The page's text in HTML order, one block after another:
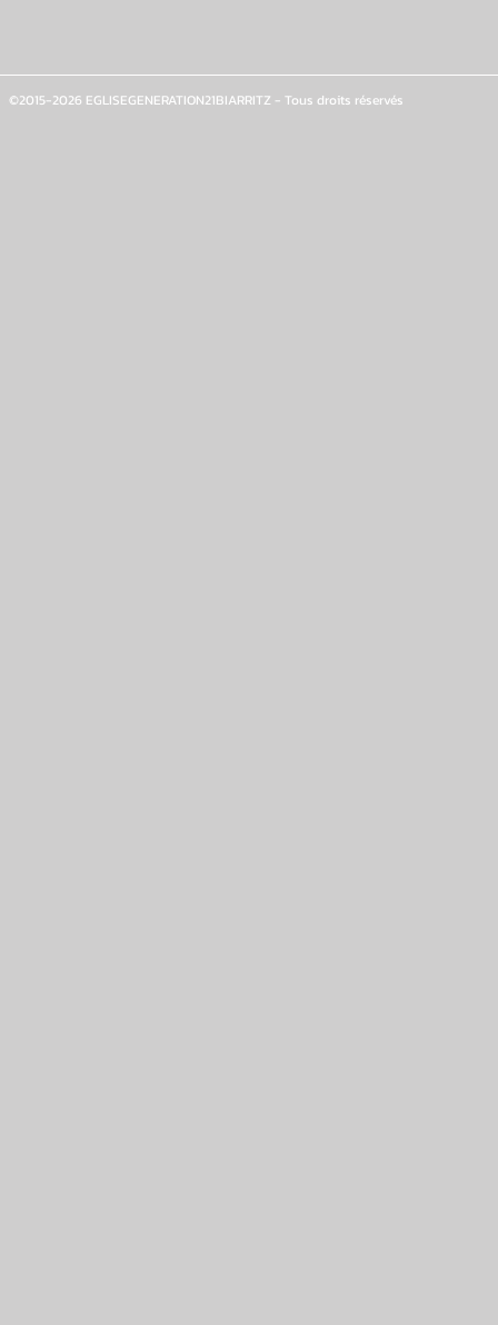
©2015-2026 EGLISEGENERATION21BIARRITZ - Tous droits réservés